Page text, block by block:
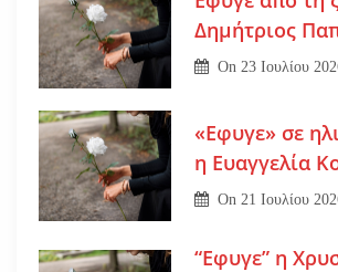
Δημήτριος
On23 Ιουλίου
«Εφυγε» σε
η Ευαγγελία
On21 Ιουλίου
“Εφυγε” η